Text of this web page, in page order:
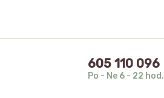
605 110 096
Po - Ne 6 - 22 hod.